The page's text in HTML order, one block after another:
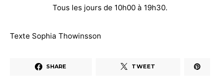
Tous les jours de 10h00 à 19h30.
Texte Sophia Thowinsson
SHARE TWEET